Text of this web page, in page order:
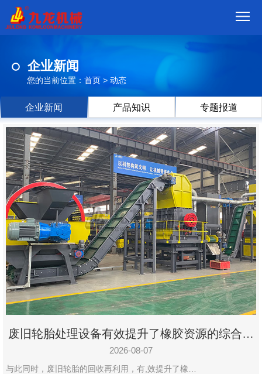
品
视
频
现
场
方
案
动
态
联
系
郑
州
市
九
设
企业新闻
您的当前位置： 首页 > 动态
企业新闻 产品知识 专题报道
废旧轮胎处理设备有效提升了橡胶资源的综合利
用率
2026-08-07
与此同时，废旧轮胎的回收再利用，有,效提升了橡…